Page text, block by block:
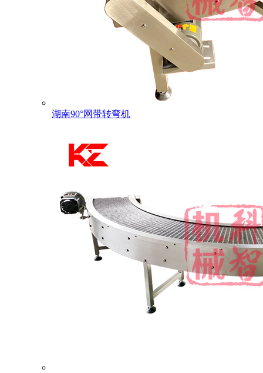
湖南90°网带转弯机